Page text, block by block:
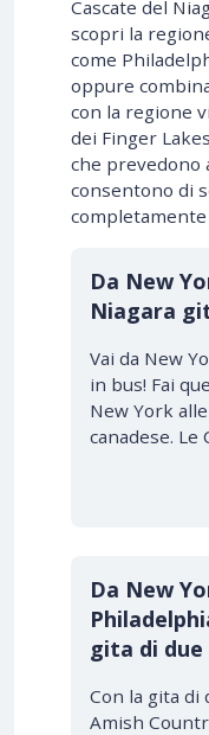
Cascate del
scopri la
come
oppure
con la regione
dei Finger
che prevedono
consentono di
Da New
Niagara
Vai da New
in bus! Fai
New York
canadese. Le
Da New
gita di
Con la gita di
Amish